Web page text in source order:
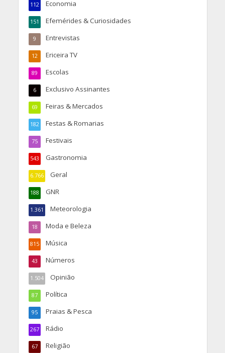
Economia
112
Efemérides & Curiosidades
151
Entrevistas
9
Ericeira TV
12
Escolas
89
Exclusivo Assinantes
6
Feiras & Mercados
69
Festas & Romarias
182
Festivais
75
Gastronomia
543
Geral
6.766
GNR
188
Meteorologia
1.361
Moda e Beleza
18
Música
815
Números
43
Opinião
1.504
Política
87
Praias & Pesca
95
Rádio
267
Religião
67